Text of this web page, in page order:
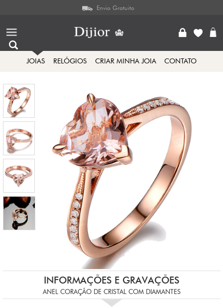
Envio Gratuito
JOIAS RELÓGIOS CRIAR MINHA JOIA CONTATO
INFORMAÇÕES E GRAVAÇÕES
ANEL CORAÇÃO DE CRISTAL COM DIAMANTES